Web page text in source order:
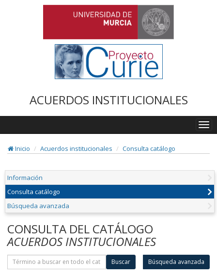
ACUERDOS INSTITUCIONALES
Inicio
Acuerdos institucionales Consulta catálogo
Información
Consulta catálogo
Búsqueda avanzada
CONSULTA DEL CATÁLOGO
ACUERDOS INSTITUCIONALES
Buscar Búsqueda avanzada